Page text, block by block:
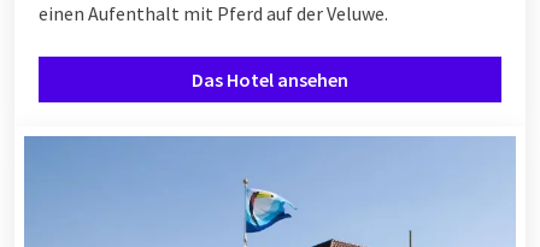
einen Aufenthalt mit Pferd auf der Veluwe.
Das Hotel ansehen